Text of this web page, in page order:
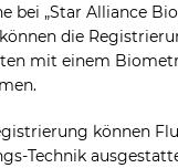
bei „Star Alliance
die
mit einem
können
Technik